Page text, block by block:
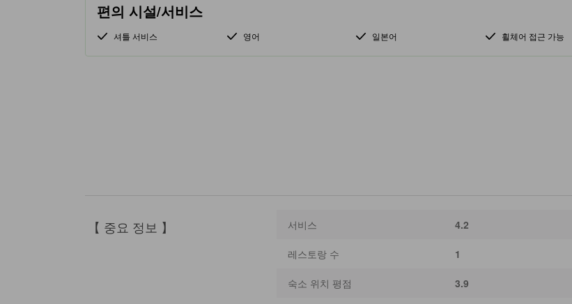
편의 시설/서비스
셔틀 서비스 영어 일본어 휠체어 접근 가능
【 중요 정보 】 서비스 4.2
레스토랑 수 1
숙소 위치 평점 3.9